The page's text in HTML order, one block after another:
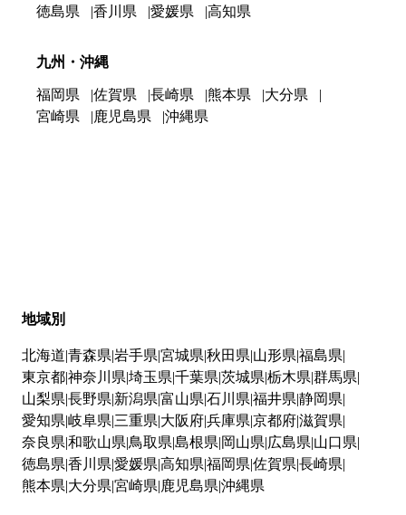
徳島県
香川県 愛媛県 高知県
九州・沖縄
福岡県 佐賀県 長崎県 熊本県
大分県
宮崎県
鹿児島県 沖縄県
地域別
北海道 青森県 岩手県 宮城県 秋田県 山形県 福島県
東京都神奈川県 埼玉県 千葉県 茨城県 栃木県 群馬県
山梨県 長野県 新潟県 富山県 石川県 福井県 静岡県
愛知県 岐阜県 三重県 大阪府兵庫県 京都府滋賀県
奈良県 和歌山県 鳥取県 島根県 岡山県 広島県 山口県
徳島県 香川県 愛媛県 高知県 福岡県 佐賀県 長崎県
熊本県 大分県 宮崎県 鹿児島県 沖縄県